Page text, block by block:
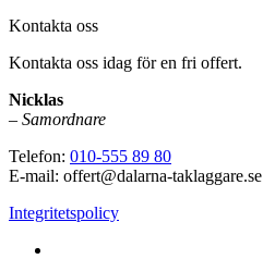
Kontakta oss
Kontakta oss idag för en fri offert.
Nicklas
– Samordnare
Telefon: 010-555 89 80
E-mail: offert@dalarna-taklaggare.se
Integritetspolicy